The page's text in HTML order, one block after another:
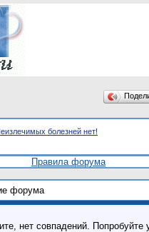
болезней нет!
Правила форума
форума
нет совпадений.